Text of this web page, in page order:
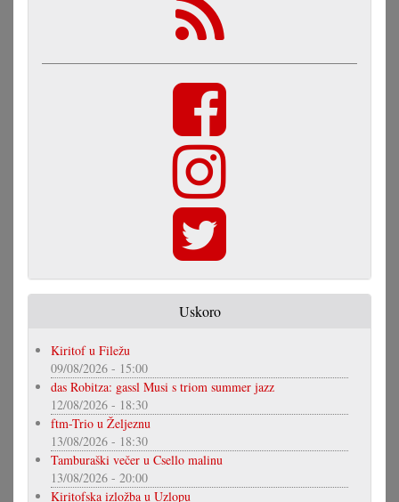
Uskoro
Kiritof u Filežu
09/08/2026 - 15:00
das Robitza: gassl Musi s triom summer jazz
12/08/2026 - 18:30
ftm-Trio u Željeznu
13/08/2026 - 18:30
Tamburaški večer u Csello malinu
13/08/2026 - 20:00
Kiritofska izložba u Uzlopu